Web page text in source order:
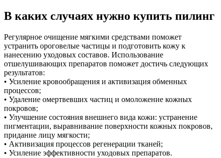
В каких случаях нужно купить пилинг
Регулярное очищение мягкими средствами поможет
устранить ороговелые частицы и подготовить кожу к
нанесению уходовых составов. Использование
отшелушивающих препаратов поможет достичь следующих
результатов:
• Усиление кровообращения и активизация обменных
процессов;
• Удаление омертвевших частиц и омоложение кожных
покровов;
• Улучшение состояния внешнего вида кожи: устранение
пигментации, выравнивание поверхности кожных покровов,
придание лицу мягкости;
• Активизация процессов регенерации тканей;
• Усиление эффективности уходовых препаратов.